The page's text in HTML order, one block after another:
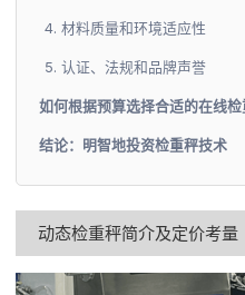
4. 材料质量和环境适应性
5. 认证、法规和品牌声誉
如何根据预算选择合适的在线检
结论：明智地投资检重秤技术
动态检重秤简介及定价考量